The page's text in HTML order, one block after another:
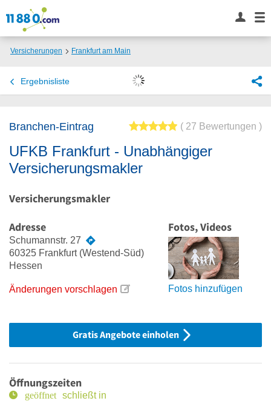
Versicherungen Frankfurt am Main
Ergebnisliste
Branchen-Eintrag 5 von 5 Sternen
27 Bewertungen
UFKB Frankfurt - Unabhängiger
Versicherungsmakler
Versicherungsmakler
Adresse
Schumannstr. 27
60325 Frankfurt(Westend-Süd)
Hessen
Änderungen vorschlagen
Fotos, Videos
Fotos hinzufügen
Gratis Angebote einholen
Öffnungszeiten
schließt in